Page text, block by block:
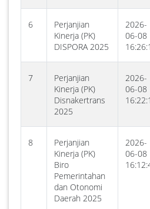
6
Perjanjian
Kinerja (PK)
DISPORA 2025
2026-
06-08
7
Perjanjian
Kinerja (PK)
Disnakertrans
2025
2026-
06-08
8
Perjanjian
Kinerja (PK)
Biro
Pemerintahan
dan Otonomi
Daerah 2025
2026-
06-08